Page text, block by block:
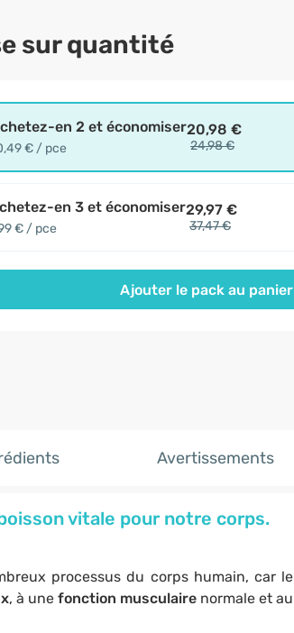
sur quantité
en 2 et économiser
€ / pce
20,98 €
24,98 €
en 3 et économiser
€ / pce
29,97 €
37,47 €
Ajouter le pack au panier
Avertissements
vitale pour notre corps.
processus du corps humain, car le
, à une fonction musculaire normale et au